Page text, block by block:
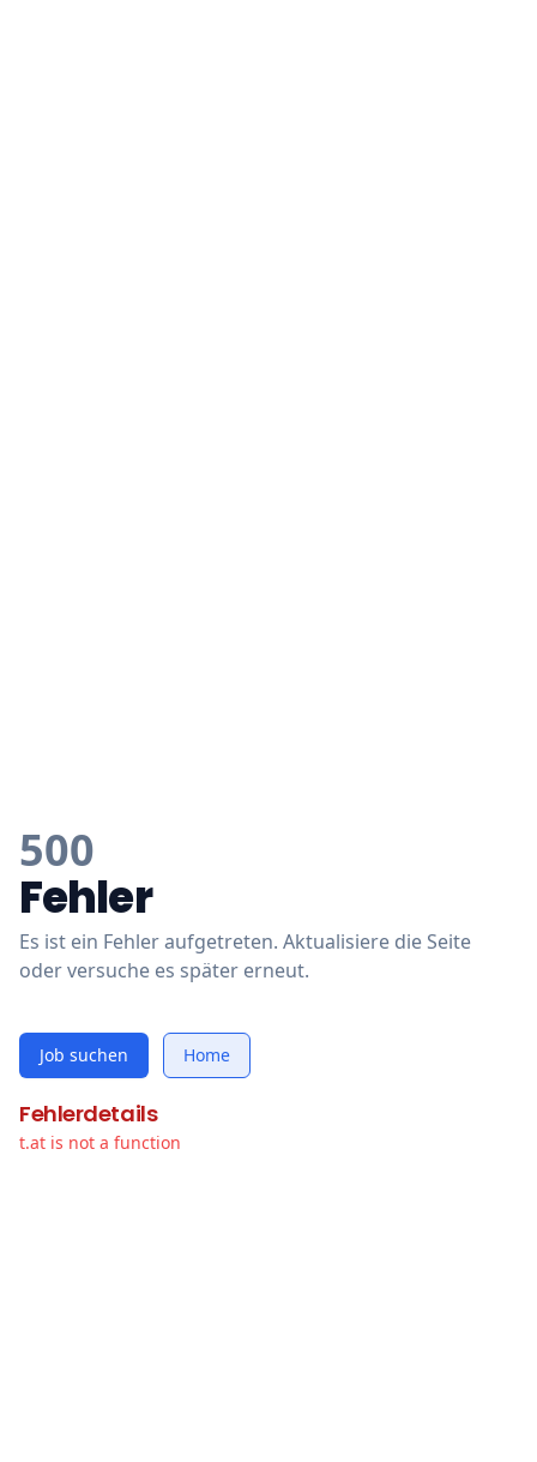
500
Fehler
Es ist ein Fehler aufgetreten. Aktualisiere die Seite
oder versuche es später erneut.
Job suchen Home
Fehlerdetails
t.at is not a function